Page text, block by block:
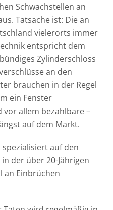
Schwachstellen an
Tatsache ist: Die an
vielerorts immer
entspricht dem
Zylinderschloss
an den
brauchen in der Regel
ein Fenster
vor allem bezahlbare –
auf dem Markt.
spezialisiert auf den
der über 20-Jährigen
an Einbrüchen